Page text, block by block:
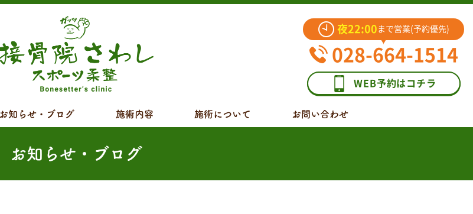
夜22:00 まで営業(予約優先)
028-664-1514
WEB予約はコチラ
お知らせ・ブログ 施術内容 施術について お問い合わせ
お知らせ・ブログ